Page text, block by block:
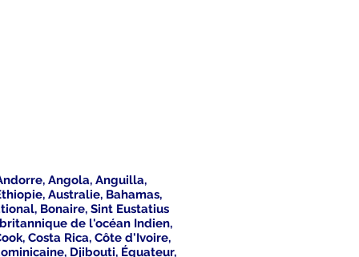
Angola, Anguilla,
Australie, Bahamas,
Bonaire, Sint Eustatius
de l'océan Indien,
Costa Rica, Côte d'Ivoire,
Djibouti, Équateur,